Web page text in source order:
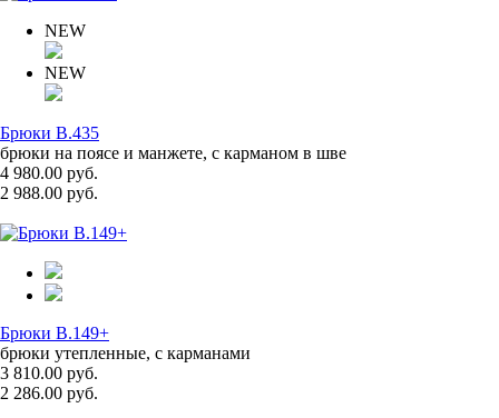
NEW
NEW
Брюки B.435
брюки на поясе и манжете, с карманом в шве
4 980.00 руб.
2 988.00 руб.
Брюки B.149+
брюки утепленные, с карманами
3 810.00 руб.
2 286.00 руб.